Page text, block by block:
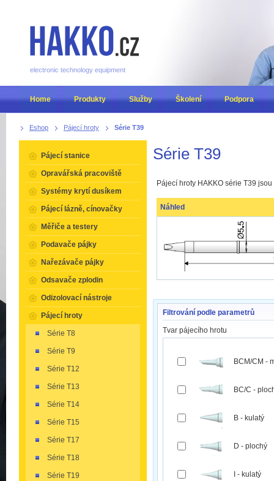
Eshop Pájecí hroty Série T39
Série T39
Pájecí hroty HAKKO série T39
Náhled
Filtrování podle parametrů
Tvar pájecího hrotu
BCM/CM -
BC/C -
B - kulatý
D - plochý
I - kulatý
Pájecí stanice
Opravářská pracoviště
Systémy krytí dusíkem
Pájecí lázně, cínovačky
Měřiče a testery
Podavače pájky
Nařezávače pájky
Odsavače zplodin
Odizolovací nástroje
Pájecí hroty
Série T8
Série T9
Série T12
Série T13
Série T14
Série T15
Série T17
Série T18
Série T19
electronic technology equipment
Home Produkty Služby Školení Podpora